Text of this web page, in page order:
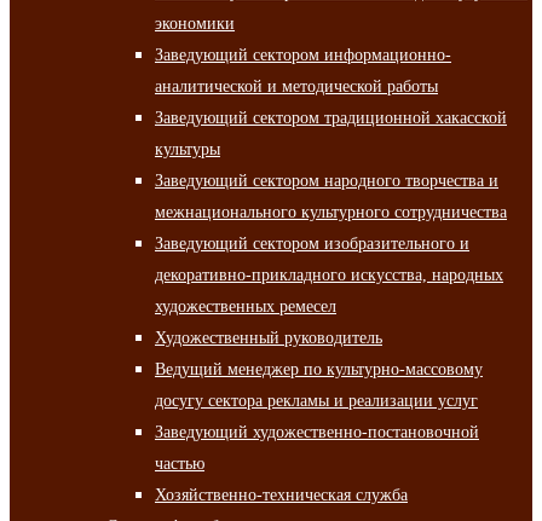
экономики
Заведующий сектором информационно-
аналитической и методической работы
Заведующий сектором традиционной хакасской
культуры
Заведующий сектором народного творчества и
межнационального культурного сотрудничества
Заведующий сектором изобразительного и
декоративно-прикладного искусства, народных
художественных ремесел
Художественный руководитель
Ведущий менеджер по культурно-массовому
досугу сектора рекламы и реализации услуг
Заведующий художественно-постановочной
частью
Хозяйственно-техническая служба